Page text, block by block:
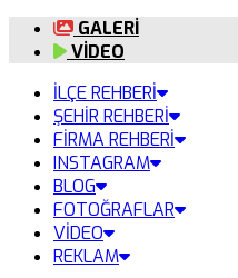
GALERİ
VİDEO
İLÇE REHBERİ
ŞEHİR REHBERİ
FİRMA REHBERİ
INSTAGRAM
BLOG
FOTOĞRAFLAR
VİDEO
REKLAM